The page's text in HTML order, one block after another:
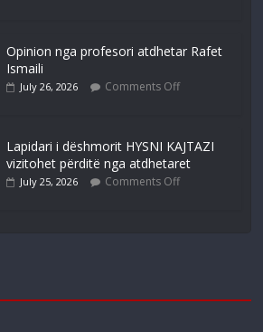
Opinion nga profesori atdhetar Rafet
Ismaili
July 26, 2026 Comments Off
Lapidari i dëshmorit HYSNI KAJTAZI
vizitohet përditë nga atdhetaret
July 25, 2026 Comments Off